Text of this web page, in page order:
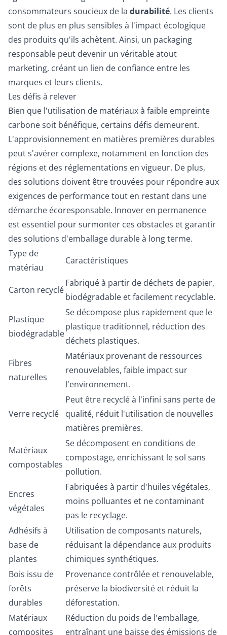
consommateurs soucieux de la durabilité. Les clients
sont de plus en plus sensibles à l'impact écologique
des produits qu'ils achètent. Ainsi, un packaging
responsable peut devenir un véritable atout
marketing, créant un lien de confiance entre les
marques et leurs clients.
Les défis à relever
Bien que l'utilisation de matériaux à faible empreinte
carbone soit bénéfique, certains défis demeurent.
L'approvisionnement en matières premières durables
peut s'avérer complexe, notamment en fonction des
régions et des réglementations en vigueur. De plus,
des solutions doivent être trouvées pour répondre aux
exigences de performance tout en restant dans une
démarche écoresponsable. Innover en permanence
est essentiel pour surmonter ces obstacles et garantir
des solutions d'emballage durable à long terme.
Type de
matériau
Caractéristiques
Carton recyclé
Fabriqué à partir de déchets de papier,
biodégradable et facilement recyclable.
Plastique
biodégradable
Se décompose plus rapidement que le
plastique traditionnel, réduction des
déchets plastiques.
Fibres
naturelles
Matériaux provenant de ressources
renouvelables, faible impact sur
l'environnement.
Verre recyclé
Peut être recyclé à l'infini sans perte de
qualité, réduit l'utilisation de nouvelles
matières premières.
Matériaux
compostables
Se décomposent en conditions de
compostage, enrichissant le sol sans
pollution.
Encres
végétales
Fabriquées à partir d'huiles végétales,
moins polluantes et ne contaminant
pas le recyclage.
Adhésifs à
base de
plantes
Utilisation de composants naturels,
réduisant la dépendance aux produits
chimiques synthétiques.
Bois issu de
forêts
durables
Provenance contrôlée et renouvelable,
préserve la biodiversité et réduit la
déforestation.
Matériaux
composites
Réduction du poids de l'emballage,
entraînant une baisse des émissions de